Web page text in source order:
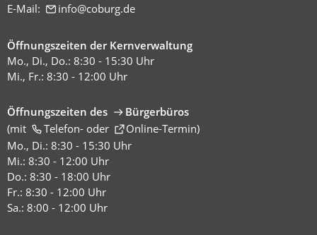
E-Mail:
info coburg de
Öffnungszeiten der Kernverwaltung
Mo., Di., Do.: 8:30 - 15:30 Uhr
Mi., Fr.: 8:30 - 12:00 Uhr
Öffnungszeiten des
Bürgerbüros
(mit
Telefon-oder Online-Termin
(Öffnet
in
einem
neuen
Tab)
)
Mo., Di.: 8:30 - 15:30 Uhr
Mi.: 8:30 - 12:00 Uhr
Do.: 8:30 - 18:00 Uhr
Fr.: 8:30 - 12:00 Uhr
Sa.: 8:00 - 12:00 Uhr